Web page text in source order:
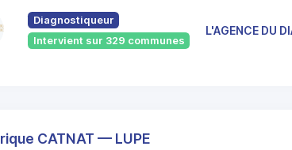
Diagnostiqueur
Intervient sur 329 communes
L'AGENCE DU
CATNAT — LUPE